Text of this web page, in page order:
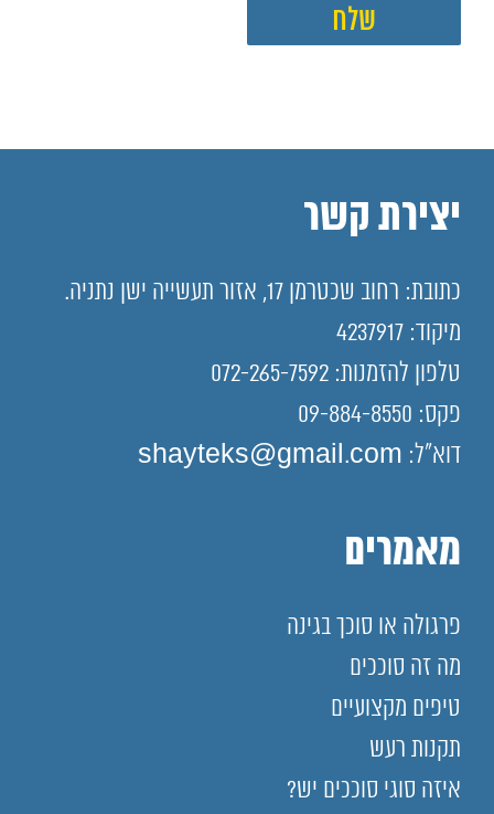
יצירת קשר
כתובת: רחוב שכטרמן 17, אזור תעשייה ישן נתניה.
מיקוד: 4237917
טלפון להזמנות: 072-265-7592
פקס: 09-884-8550
דוא"ל: shayteks@gmail.com
מאמרים
פרגולה או סוכך בגינה
מה זה סוככים
טיפים מקצועיים
תקנות רעש
איזה סוגי סוככים יש?